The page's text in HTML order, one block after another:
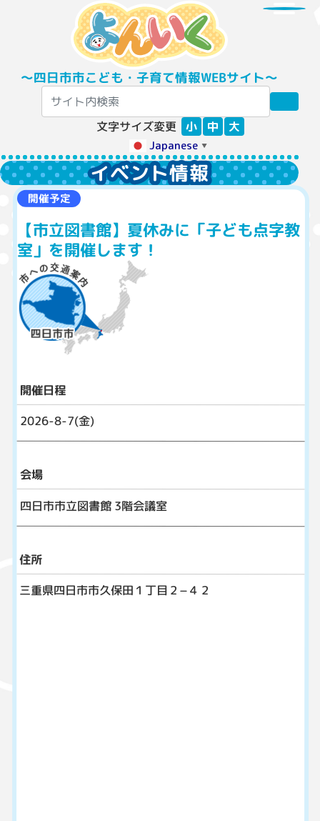
〜四日市市こども・子育て情報WEBサイト〜
文字サイズ変更 小 中 大
Japanese ▼
イベント情報
開催予定
【市立図書館】夏休みに「子ども点字教
室」を開催します！
開催日程
2026-8-7(金)
会場
四日市市立図書館 3階会議室
住所
三重県四日市市久保田１丁目２−４２